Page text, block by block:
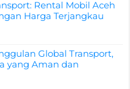
Rental Mobil Aceh
Harga Terjangkau
Global Transport,
yang Aman dan